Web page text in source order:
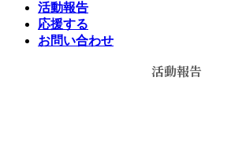
活動報告
応援する
お問い合わせ
活動報告